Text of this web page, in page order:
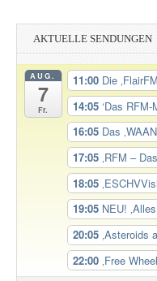
AKTUELLE SENDUNGEN
AUG.
7
Fr.
11:00 Die
14:05 ‘Das
16:05 Das
17:05 ‚RFM –
18:05
19:05 NEU!
20:05 ‚Asteroids
22:00 ‚Free